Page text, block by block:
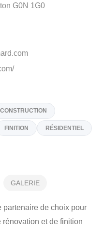
INC
RÉSIDENTIEL
GALERIE
partenaire de choix pour
et de finition